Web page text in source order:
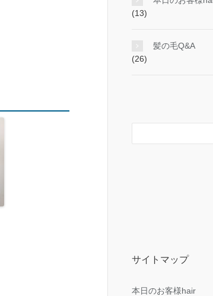
(13)
髪の毛Q&A
(26)
サイトマップ
本日のお客様hair